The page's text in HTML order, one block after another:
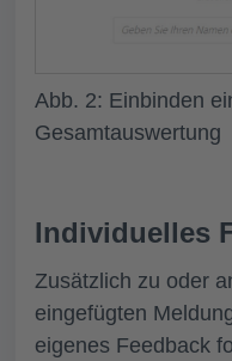
Abb. 2: Einbinden
Gesamtauswertung
Individuelles
Zusätzlich zu oder
eingefügten
eigenes Feedback